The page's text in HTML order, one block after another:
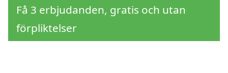
Få 3 erbjudanden, gratis och utan
förpliktelser